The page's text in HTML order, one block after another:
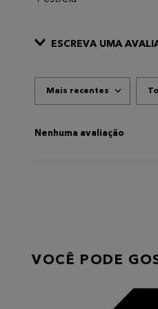
ESCREVA UMA
Endereço de email
Mais recentes
Nenhuma avaliação
VOCÊ PODE